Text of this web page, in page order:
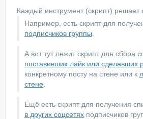
Каждый инструмент (скрипт) решает
Например, есть скрипт для
подписчиков группы
А вот тут лежит скрипт для сбора
поставивших лайк или сделавших
конкретному посту на стене или к
стене
Ещё есть скрипт для получения
в других соцсетях подписчиков